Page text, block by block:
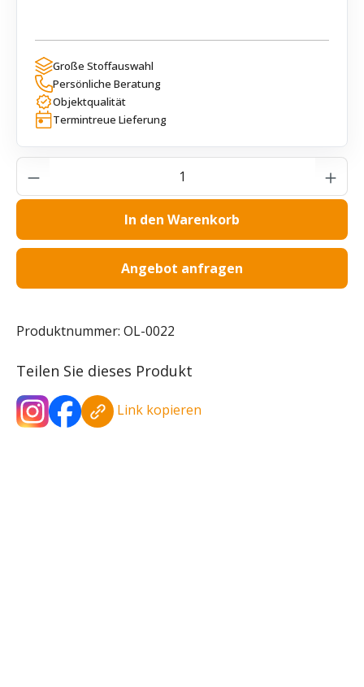
Große Stoffauswahl
Persönliche Beratung
Objektqualität
Termintreue Lieferung
Produkt Anzahl: Gib den gewünschten
In den Warenkorb
Angebot anfragen
Produktnummer: OL-0022
Teilen Sie dieses Produkt
Link kopieren